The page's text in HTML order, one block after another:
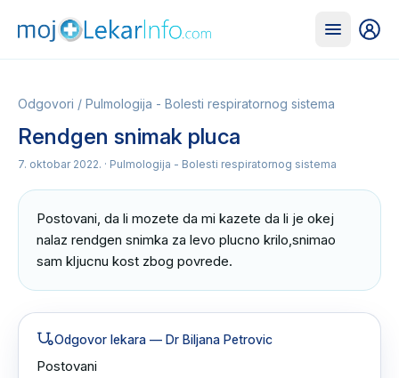
Odgovori / Pulmologija - Bolesti respiratornog sistema
Rendgen snimak pluca
7. oktobar 2022. · Pulmologija - Bolesti respiratornog sistema
Postovani, da li mozete da mi kazete da li je okej
nalaz rendgen snimka za levo plucno krilo,snimao
sam kljucnu kost zbog povrede.
Odgovor lekara — Dr Biljana Petrovic
Postovani